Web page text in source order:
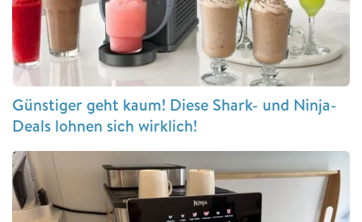
Günstiger geht kaum! Diese Shark- und Ninja-
Deals lohnen sich wirklich!